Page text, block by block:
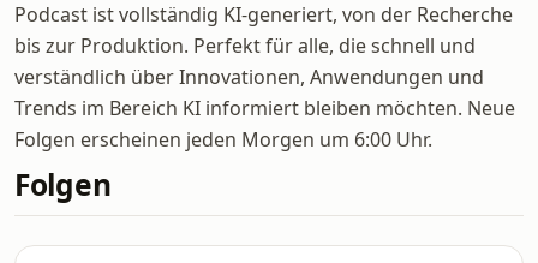
Podcast ist vollständig KI-generiert, von der Recherche
bis zur Produktion. Perfekt für alle, die schnell und
verständlich über Innovationen, Anwendungen und
Trends im Bereich KI informiert bleiben möchten. Neue
Folgen erscheinen jeden Morgen um 6:00 Uhr.
Folgen